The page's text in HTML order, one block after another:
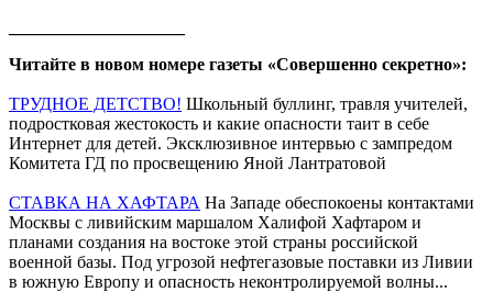
Читайте в новом номере газеты «Совершенно секретно»:
ТРУДНОЕ ДЕТСТВО! Школьный буллинг, травля учителей,
подростковая жестокость и какие опасности таит в себе
Интернет для детей. Эксклюзивное интервью с зампредом
Комитета ГД по просвещению Яной Лантратовой
СТАВКА НА ХАФТАРА На Западе обеспокоены контактами
Москвы с ливийским маршалом Халифой Хафтаром и
планами создания на востоке этой страны российской
военной базы. Под угрозой нефтегазовые поставки из Ливии
в южную Европу и опасность неконтролируемой волны...